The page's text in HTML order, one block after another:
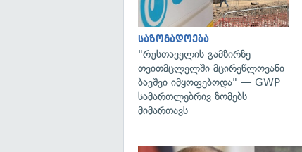
საზოგადოება
"რუსთაველის გამზირზე
თვითმცლელში მცირეწლოვანი
ბავშვი იმყოფებოდა" — GWP
სამართლებრივ ზომებს
მიმართავს